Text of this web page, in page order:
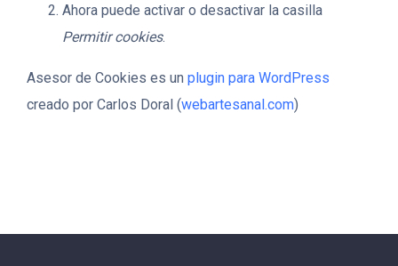
Ahora puede activar o desactivar la casilla
Permitir cookies.
Asesor de Cookies es un plugin para WordPress
creado por Carlos Doral (webartesanal.com)